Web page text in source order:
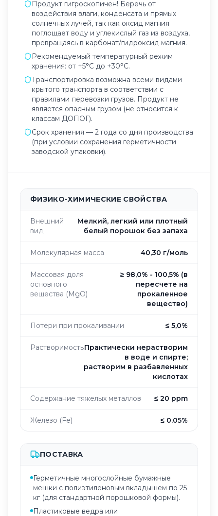
Продукт гигроскопичен! Беречь от
воздействия влаги, конденсата и прямых
солнечных лучей, так как оксид магния
поглощает воду и углекислый газ из воздуха,
превращаясь в карбонат/гидроксид магния.
Рекомендуемый температурный режим
хранения: от +5°C до +30°C.
Транспортировка возможна всеми видами
крытого транспорта в соответствии с
правилами перевозки грузов. Продукт не
является опасным грузом (не относится к
классам ДОПОГ).
Срок хранения — 2 года со дня производства
(при условии сохранения герметичности
заводской упаковки).
ФИЗИКО-ХИМИЧЕСКИЕ СВОЙСТВА
Внешний
вид
Мелкий, легкий или плотный
белый порошок без запаха
Молекулярная масса 40,30 г/моль
Массовая доля
основного
вещества (MgO)
≥ 98,0% - 100,5% (в
пересчете на
прокаленное
вещество)
Потери при прокаливании ≤ 5,0%
РастворимостьПрактически нерастворим
в воде и спирте;
растворим в разбавленных
кислотах
Содержание тяжелых металлов ≤ 20 ppm
Железо (Fe) ≤ 0.05%
ПОСТАВКА
Герметичные многослойные бумажные
мешки с полиэтиленовым вкладышем по 25
кг (для стандартной порошковой формы).
Пластиковые ведра или